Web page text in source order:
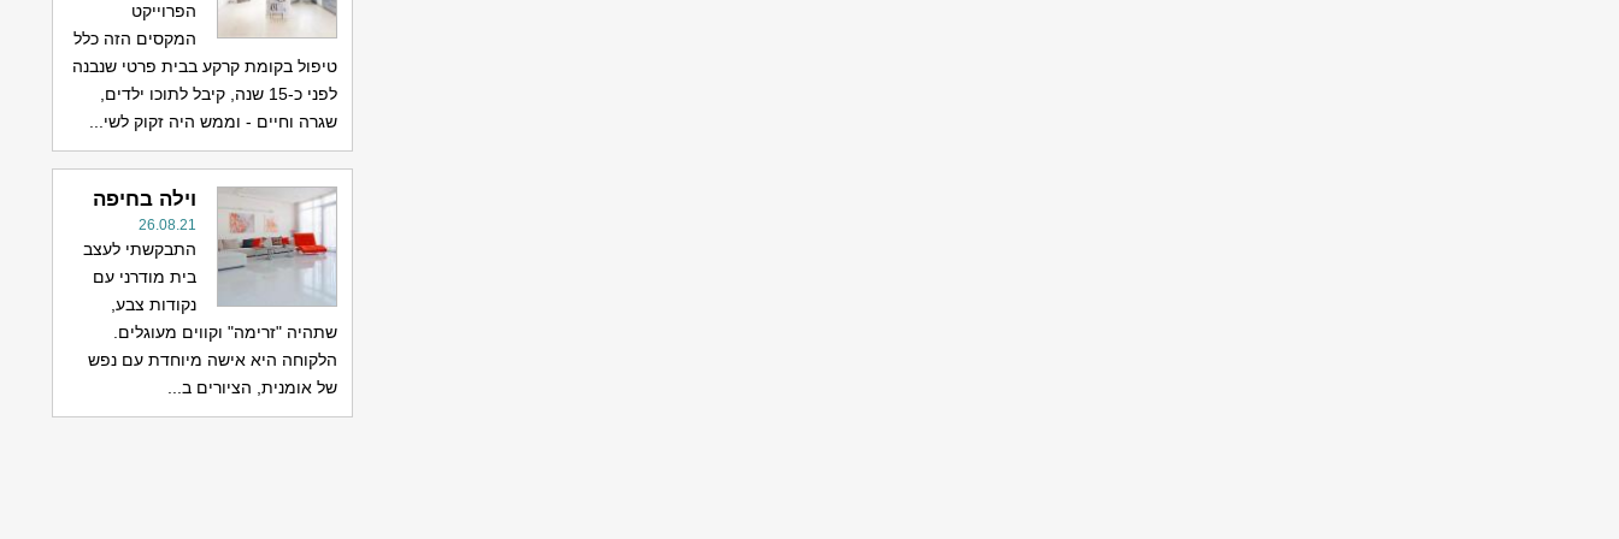
הפרוייקט
המקסים הזה כלל
טיפול בקומת קרקע בבית פרטי שנבנה
לפני כ-15 שנה, קיבל לתוכו ילדים,
שגרה וחיים - וממש היה זקוק לשי...
וילה בחיפה
26.08.21
התבקשתי לעצב
בית מודרני עם
נקודות צבע,
שתהיה "זרימה" וקווים מעוגלים.
הלקוחה היא אישה מיוחדת עם נפש
של אומנית, הציורים ב...